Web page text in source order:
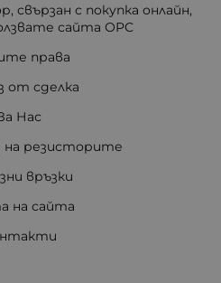
свързан с покупка онлайн,
сайта ОРС
права
от сделка
Нас
резисторите
връзки
на сайта